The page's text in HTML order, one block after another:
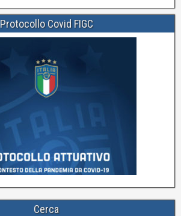
Protocollo Covid FIGC
Cerca